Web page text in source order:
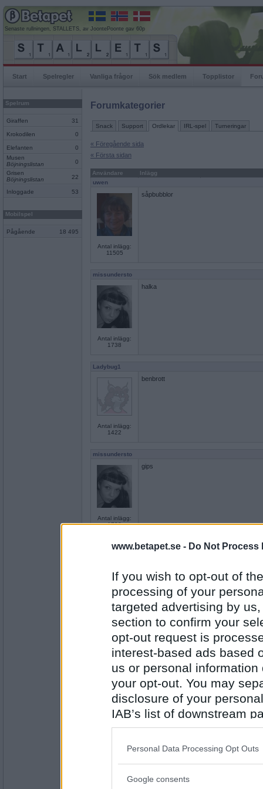
www.betapet.se - Do Not Process
If you wish to opt-out of
processing of your
targeted advertising by
section to confirm your
opt-out request is
interest-based ads based
us or personal
your opt-out. You may
disclosure of your
IAB’s list of downstream
also be disclosed by us
Downstream Participants
Please note that this
Personal Data Processing Opt Outs
Google consents
Senaste rullningen, STALLETS, av JoontePoonte gav 60p
Start Spelregler Vanliga frågor Sök medlem Topplistor
Spelrum
Giraffen 31
Krokodilen 0
Elefanten
0
Musen
Böjningslistan
0
Grisen
Böjningslistan
22
Inloggade 53
Mobilspel
Pågående 18 495
Forumkategorier
Snack Support Ordlekar IRL-spel Turneringar
« Föregående sida
« Första sidan
Användare
Inlägg
uwen
Antal inlägg:
11505
såpbubblor
missundersto
Antal inlägg:
1738
halka
Ladybug1
Antal inlägg:
1422
benbrott
missundersto
Antal inlägg:
1738
gips
onobond
Antal inlägg:
Antal inlägg:
onobond